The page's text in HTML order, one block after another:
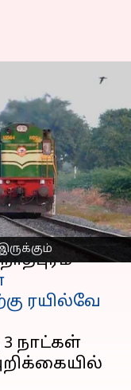
இயக்கம்
11:20 am
ரயில்வே
நாட்கள்